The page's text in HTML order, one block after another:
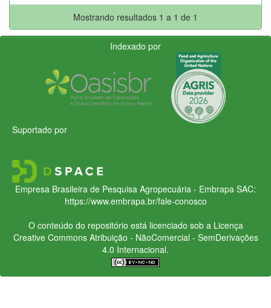
Mostrando resultados 1 a 1 de 1
Indexado por
Suportado por
Empresa Brasileira de Pesquisa Agropecuária - Embrapa SAC:
https://www.embrapa.br/fale-conosco
O conteúdo do repositório está licenciado sob a Licença
Creative CommonsAtribuição - NãoComercial - SemDerivações
4.0 Internacional.